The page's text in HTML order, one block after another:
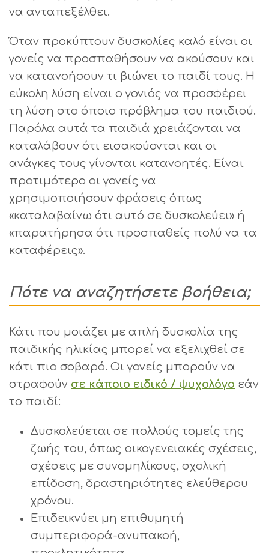
να ανταπεξέλθει.
Όταν προκύπτουν δυσκολίες καλό είναι οι
γονείς να προσπαθήσουν να ακούσουν και
να κατανοήσουν τι βιώνει το παιδί τους. Η
εύκολη λύση είναι ο γονιός να προσφέρει
τη λύση στο όποιο πρόβλημα του παιδιού.
Παρόλα αυτά τα παιδιά χρειάζονται να
καταλάβουν ότι εισακούονται και οι
ανάγκες τους γίνονται κατανοητές. Είναι
προτιμότερο οι γονείς να
χρησιμοποιήσουν φράσεις όπως
«καταλαβαίνω ότι αυτό σε δυσκολεύει» ή
«παρατήρησα ότι προσπαθείς πολύ να τα
καταφέρεις».
Πότε να αναζητήσετε βοήθεια;
Κάτι που μοιάζει με απλή δυσκολία της
παιδικής ηλικίας μπορεί να εξελιχθεί σε
κάτι πιο σοβαρό. Οι γονείς μπορούν να
στραφούν σε κάποιο ειδικό / ψυχολόγο εάν
το παιδί:
Δυσκολεύεται σε πολλούς τομείς της
ζωής του, όπως οικογενειακές σχέσεις,
σχέσεις με συνομηλίκους, σχολική
επίδοση, δραστηριότητες ελεύθερου
χρόνου.
Επιδεικνύει μη επιθυμητή
συμπεριφορά-ανυπακοή,